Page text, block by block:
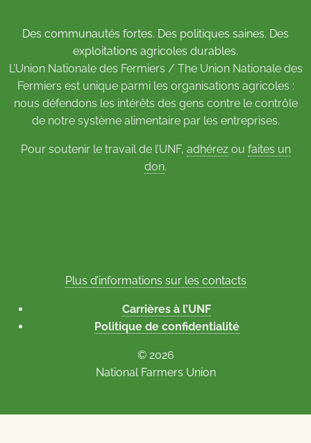
Des communautés fortes. Des politiques saines. Des
exploitations agricoles durables.
L’Union Nationale des Fermiers / The Union Nationale des
Fermiers est unique parmi les organisations agricoles :
nous défendons les intérêts des gens contre le contrôle
de notre système alimentaire par les entreprises.
Pour soutenir le travail de l’UNF, adhérezou faites un
don.
Plus d’informations sur les contacts
Carrières à l’UNF
Politique de confidentialité
© 2026
National Farmers Union